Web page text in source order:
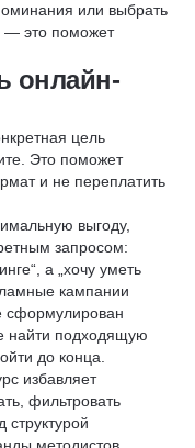
или выбрать
— это поможет
онлайн-
цель
Это поможет
и не переплатить
выгоду,
запросом:
а „хочу уметь
кампании
сформулирован
найти подходящую
до конца.
избавляет
фильтровать